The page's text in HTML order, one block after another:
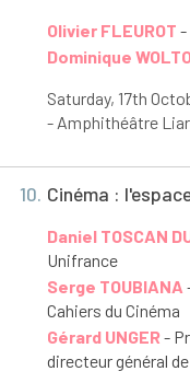
Olivier FLEUROT -
Dominique
Saturday, 17th
- Amphithéâtre
10. Cinéma :
Daniel TOSCAN
Unifrance
Serge TOUBIANA
Cahiers du Cinéma
Gérard UNGER-
directeur général